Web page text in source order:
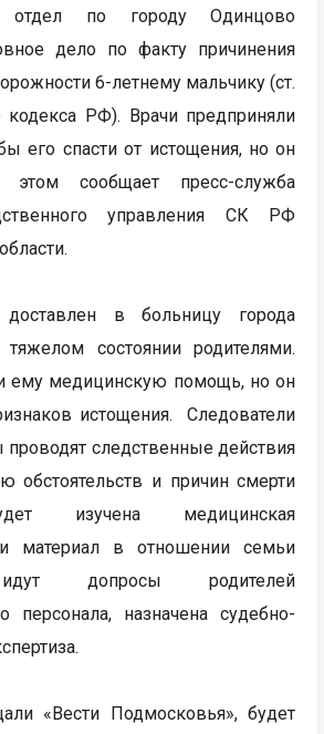
отдел по городу Одинцово
дело по факту причинения
6-летнему мальчику (ст.
кодекса РФ). Врачи предприняли
его спасти от истощения, но он
этом сообщает пресс-служба
управления СК РФ
в больницу города
состоянии родителями.
ему медицинскую помощь, но он
истощения. Следователи
проводят следственные действия
обстоятельств и причин смерти
изучена медицинская
материал в отношении семьи
допросы родителей
персонала, назначена судебно-
«Вести Подмосковья», будет